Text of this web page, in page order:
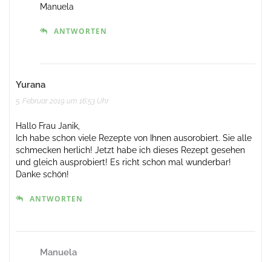
Manuela
ANTWORTEN
Yurana
5. Februar 2019 um 16:53 Uhr
Hallo Frau Janik,
Ich habe schon viele Rezepte von Ihnen ausorobiert. Sie alle
schmecken herlich! Jetzt habe ich dieses Rezept gesehen
und gleich ausprobiert! Es richt schon mal wunderbar!
Danke schön!
ANTWORTEN
Manuela